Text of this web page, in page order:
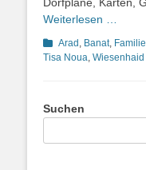
Weiterlesen …
Kategorien
Arad , Banat,
Tisa Noua, Wiesenhaid
Suchen